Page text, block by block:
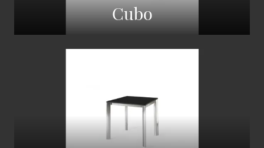
Cubo